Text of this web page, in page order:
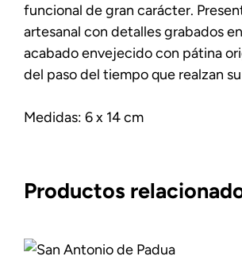
funcional de gran carácter.
artesanal con detalles grabados
acabado envejecido con pátina
del paso del tiempo que realzan
Medidas: 6 x 14 cm
Productos